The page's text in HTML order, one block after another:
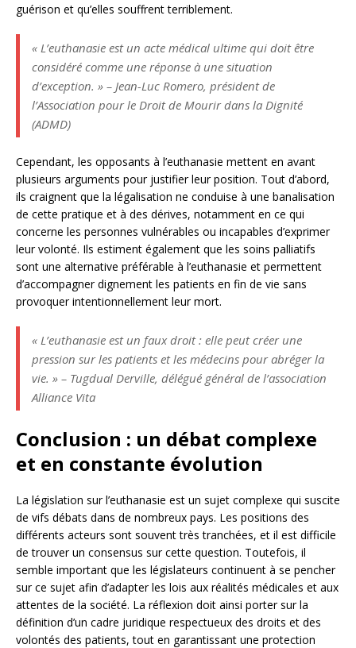
guérison et qu’elles souffrent terriblement.
« L’euthanasie est un acte médical ultime qui doit être
considéré comme une réponse à une situation
d’exception. » – Jean-Luc Romero, président de
l’Association pour le Droit de Mourir dans la Dignité
(ADMD)
Cependant, les opposants à l’euthanasie mettent en avant
plusieurs arguments pour justifier leur position. Tout d’abord,
ils craignent que la légalisation ne conduise à une banalisation
de cette pratique et à des dérives, notamment en ce qui
concerne les personnes vulnérables ou incapables d’exprimer
leur volonté. Ils estiment également que les soins palliatifs
sont une alternative préférable à l’euthanasie et permettent
d’accompagner dignement les patients en fin de vie sans
provoquer intentionnellement leur mort.
« L’euthanasie est un faux droit : elle peut créer une
pression sur les patients et les médecins pour abréger la
vie. » – Tugdual Derville, délégué général de l’association
Alliance Vita
Conclusion : un débat complexe
et en constante évolution
La législation sur l’euthanasie est un sujet complexe qui suscite
de vifs débats dans de nombreux pays. Les positions des
différents acteurs sont souvent très tranchées, et il est difficile
de trouver un consensus sur cette question. Toutefois, il
semble important que les législateurs continuent à se pencher
sur ce sujet afin d’adapter les lois aux réalités médicales et aux
attentes de la société. La réflexion doit ainsi porter sur la
définition d’un cadre juridique respectueux des droits et des
volontés des patients, tout en garantissant une protection